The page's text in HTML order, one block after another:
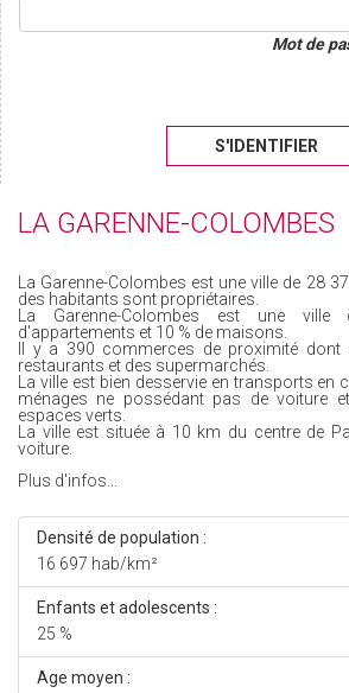
Mot de
S'IDENTIFIER
LA GARENNE-COLOMBES
La Garenne-Colombes est une ville de 28
des habitants sont propriétaires.
La Garenne-Colombes est une
d'appartements et 10 % de maisons.
Il y a 390 commerces de proximité dont
restaurants et des supermarchés.
La ville est bien desservie en transports en
ménages ne possédant pas de voiture
espaces verts.
La ville est située à 10 km du centre de
voiture.
Plus d'infos...
Densité de population :
16 697 hab/km²
Enfants et adolescents :
25 %
Age moyen :